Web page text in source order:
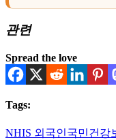
관련
Spread the love
Tags:
NHIS 외국인국민건강